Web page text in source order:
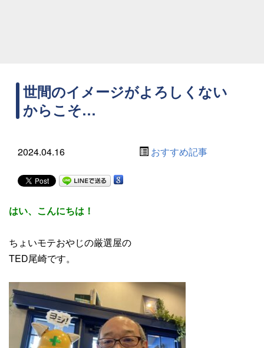
世間のイメージがよろしくない
からこそ…
2024.04.16 おすすめ記事
はい、こんにちは！
ちょいモテおやじの厳選屋の
TED尾崎です。